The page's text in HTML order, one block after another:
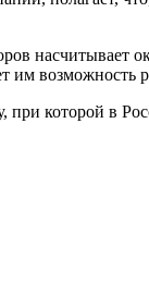
возможность
которой в